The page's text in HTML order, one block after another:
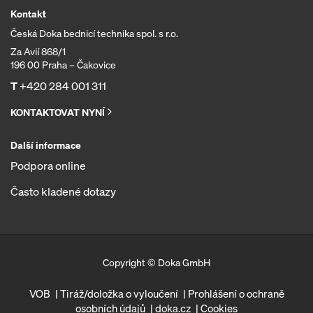
Kontakt
Česká Doka bednicí technika spol. s r.o.
Za Avií 868/1
196 00 Praha – Čakovice
T+420 284 001 311
KONTAKTOVAT NYNÍ
Další informace
Podpora online
Často kladené dotazy
Copyright © Doka GmbH
VOB Tiráž/doložka o vyloučení
Prohlášení o ochraně
osobních údajů
doka.cz Cookies